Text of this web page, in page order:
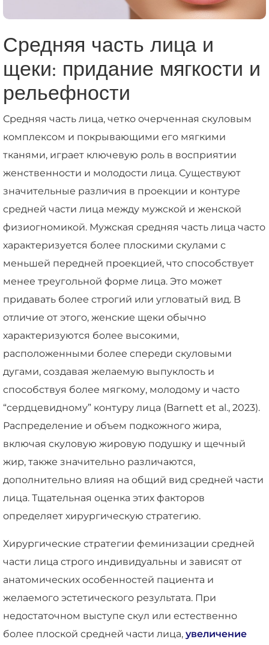
Средняя часть лица и
щеки: придание мягкости и
рельефности
Средняя часть лица, четко очерченная скуловым
комплексом и покрывающими его мягкими
тканями, играет ключевую роль в восприятии
женственности и молодости лица. Существуют
значительные различия в проекции и контуре
средней части лица между мужской и женской
физиогномикой. Мужская средняя часть лица часто
характеризуется более плоскими скулами с
меньшей передней проекцией, что способствует
менее треугольной форме лица. Это может
придавать более строгий или угловатый вид. В
отличие от этого, женские щеки обычно
характеризуются более высокими,
расположенными более спереди скуловыми
дугами, создавая желаемую выпуклость и
способствуя более мягкому, молодому и часто
“сердцевидному” контуру лица (Barnett et al., 2023).
Распределение и объем подкожного жира,
включая скуловую жировую подушку и щечный
жир, также значительно различаются,
дополнительно влияя на общий вид средней части
лица. Тщательная оценка этих факторов
определяет хирургическую стратегию.
Хирургические стратегии феминизации средней
части лица строго индивидуальны и зависят от
анатомических особенностей пациента и
желаемого эстетического результата. При
недостаточном выступе скул или естественно
более плоской средней части лица, увеличение